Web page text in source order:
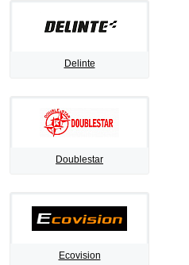
Delinte
Doublestar
Ecovision